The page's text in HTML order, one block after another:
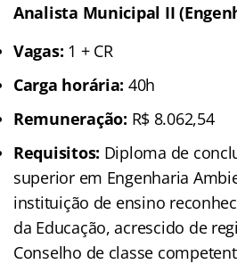
Analista Municipal II
Vagas: 1 + CR
Carga horária: 40h
Remuneração: R$ 8.062,54
Requisitos: Diploma de
superior em Engenharia
instituição de ensino
da Educação, acrescido de
Conselho de classe